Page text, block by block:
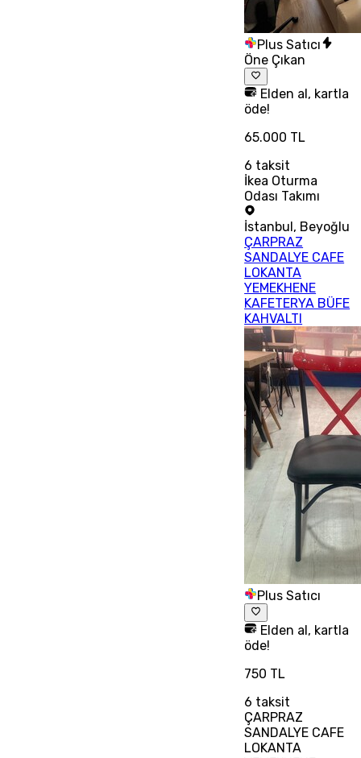
Plus Satıcı
Öne Çıkan
Elden al, kartla
öde!
65.000 TL
6 taksit
İkea Oturma
Odası Takımı
İstanbul , Beyoğlu
ÇARPRAZ
SANDALYE CAFE
LOKANTA
YEMEKHENE
KAFETERYA BÜFE
KAHVALTI
Plus Satıcı
Elden al, kartla
öde!
750 TL
6 taksit
ÇARPRAZ
SANDALYE CAFE
LOKANTA